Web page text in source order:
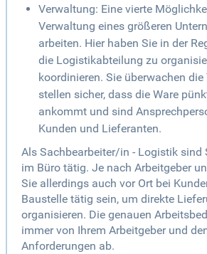
Verwaltung: Eine vierte
Verwaltung eines größeren
arbeiten. Hier haben Sie in der
die Logistikabteilung zu
koordinieren. Sie überwachen die
stellen sicher, dass die Ware
ankommt und sind
Kunden und Lieferanten.
Als Sachbearbeiter/in - Logistik sind
im Büro tätig. Je nach Arbeitgeber
Sie allerdings auch vor Ort bei
Baustelle tätig sein, um direkte
organisieren. Die genauen
immer von Ihrem Arbeitgeber und
Anforderungen ab.